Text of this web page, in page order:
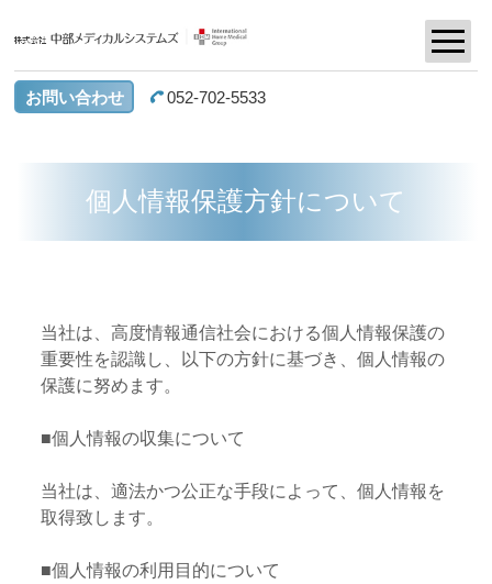
お問い合わせ 052-702-5533
個人情報保護方針について
当社は、高度情報通信社会における個人情報保護の
重要性を認識し、以下の方針に基づき、個人情報の
保護に努めます。
■個人情報の収集について
当社は、適法かつ公正な手段によって、個人情報を
取得致します。
■個人情報の利用目的について